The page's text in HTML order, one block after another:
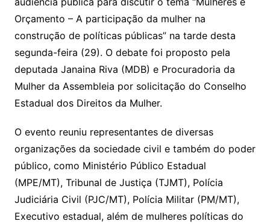
Li
n
k
A
p
p
a
m
dI
n
e
a
s
sr
m
s
a
g
e
o
k.
c
o
m
p
e
o
o
M
ai
l
a
d
s
l
e
Orçamento – A participação da mulher na
construção de políticas públicas” na tarde desta
segunda-feira (29). O debate foi proposto pela
deputada Janaina Riva (MDB) e Procuradoria da
Mulher da Assembleia por solicitação do Conselho
Estadual dos Direitos da Mulher.
O evento reuniu representantes de diversas
organizações da sociedade civil e também do poder
público, como Ministério Público Estadual
(MPE/MT), Tribunal de Justiça (TJMT), Polícia
Judiciária Civil (PJC/MT), Polícia Militar (PM/MT),
Executivo estadual, além de mulheres políticas do